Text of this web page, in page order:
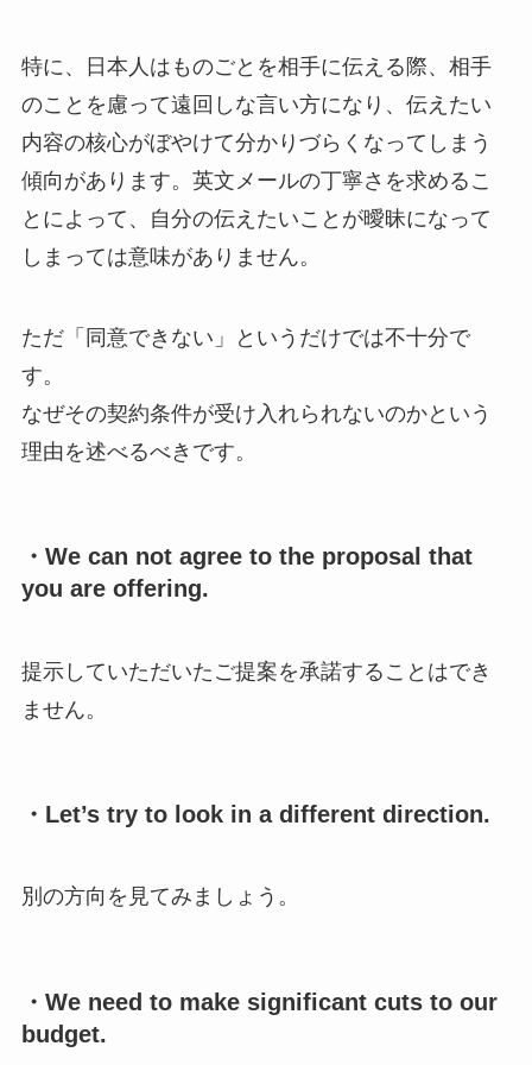
特に、日本人はものごとを相手に伝える際、相手
のことを慮って遠回しな言い方になり、伝えたい
内容の核心がぼやけて分かりづらくなってしまう
傾向があります。英文メールの丁寧さを求めるこ
とによって、自分の伝えたいことが曖昧になって
しまっては意味がありません。
ただ「同意できない」というだけでは不十分で
す。
なぜその契約条件が受け入れられないのかという
理由を述べるべきです。
・We can not agree to the proposal that
you are offering.
提示していただいたご提案を承諾することはでき
ません。
・Let’s try to look in a different direction.
別の方向を見てみましょう。
・We need to make significant cuts to our
budget.